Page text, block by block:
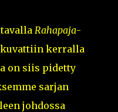
Rahapaja-
kuvattiin kerralla
on siis pidetty
sarjan
johdossa